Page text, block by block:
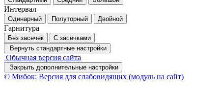
Интервал
Одинарный Полуторный Двойной
Гарнитура
Без засечек
С засечками
Вернуть стандартные настройки
Обычная версия сайта
Закрыть дополнительные настройки
© Мибок: Версия для слабовидящих (модуль на сайт)